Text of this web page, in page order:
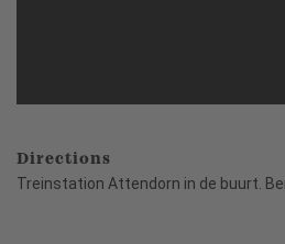
Directions
Treinstation Attendorn in de buurt.